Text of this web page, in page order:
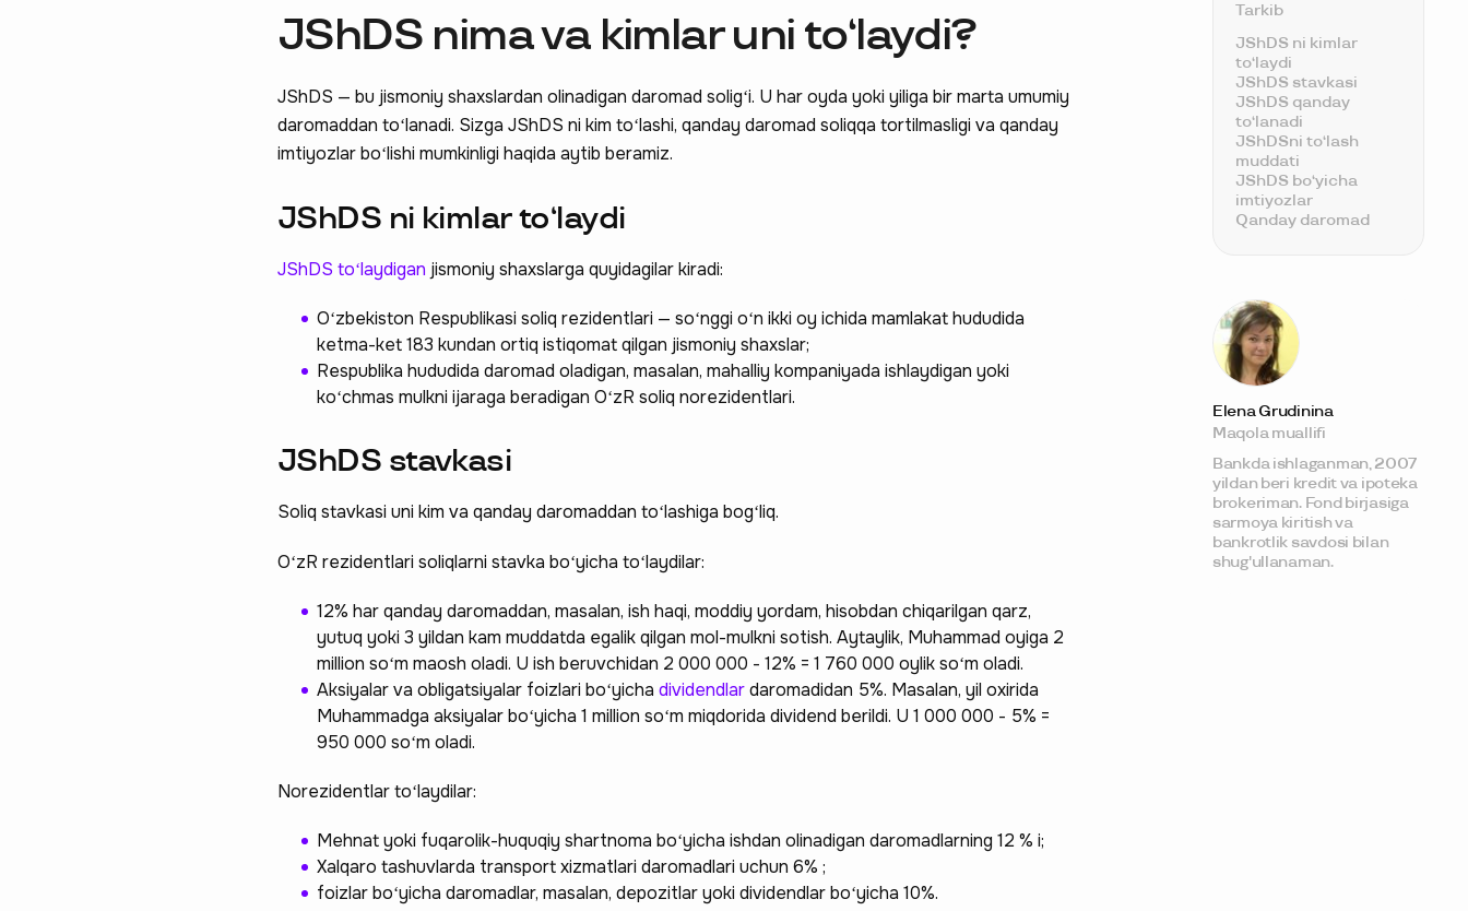
JShDS nima va kimlar uni toʻlaydi?
JShDS — bu jismoniy shaxslardan olinadigan daromad soligʻi. U har oyda yoki yiliga bir marta umumiy
daromaddan toʻlanadi. Sizga JShDS ni kim toʻlashi, qanday daromad soliqqa tortilmasligi va qanday
imtiyozlar boʻlishi mumkinligi haqida aytib beramiz.
JShDS ni kimlar toʻlaydi
JShDS toʻlaydigan jismoniy shaxslarga quyidagilar kiradi:
Oʻzbekiston Respublikasi soliq rezidentlari — soʻnggi oʻn ikki oy ichida mamlakat hududida
ketma-ket 183 kundan ortiq istiqomat qilgan jismoniy shaxslar;
Respublika hududida daromad oladigan, masalan, mahalliy kompaniyada ishlaydigan yoki
koʻchmas mulkni ijaraga beradigan OʻzR soliq norezidentlari.
JShDS stavkasi
Soliq stavkasi uni kim va qanday daromaddan toʻlashiga bogʻliq.
OʻzR rezidentlari soliqlarni stavka boʻyicha toʻlaydilar:
12% har qanday daromaddan, masalan, ish haqi, moddiy yordam, hisobdan chiqarilgan qarz,
yutuq yoki 3 yildan kam muddatda egalik qilgan mol-mulkni sotish. Aytaylik, Muhammad oyiga 2
million soʻm maosh oladi. U ish beruvchidan 2 000 000 - 12% = 1 760 000 oylik soʻm oladi.
Aksiyalar va obligatsiyalar foizlari boʻyicha dividendlardaromadidan 5%. Masalan, yil oxirida
Muhammadga aksiyalar boʻyicha 1 million soʻm miqdorida dividend berildi. U 1 000 000 - 5% =
950 000 soʻm oladi.
Norezidentlar toʻlaydilar:
Mehnat yoki fuqarolik-huquqiy shartnoma boʻyicha ishdan olinadigan daromadlarning 12 % i;
Xalqaro tashuvlarda transport xizmatlari daromadlari uchun 6% ;
foizlar boʻyicha daromadlar, masalan, depozitlar yoki dividendlar boʻyicha 10%.
Tarkib
JShDS ni kimlar
toʻlaydi
JShDS stavkasi
JShDS qanday
toʻlanadi
JShDSni toʻlash
muddati
JShDS boʻyicha
imtiyozlar
Qanday daromad
Agar JShDS
toʻlamasa, nima
boʻladi
JShDS haqida
qisqacha
Elena Grudinina
Maqola muallifi
Bankda ishlaganman, 2007
yildan beri kredit va ipoteka
brokeriman. Fond birjasiga
sarmoya kiritish va
bankrotlik savdosi bilan
shug'ullanaman.